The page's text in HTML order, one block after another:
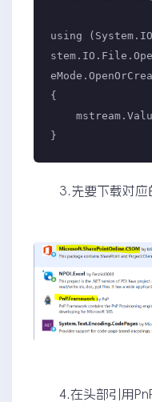
using
{
}
3.先要下载对应的
4.在头部引用PnP